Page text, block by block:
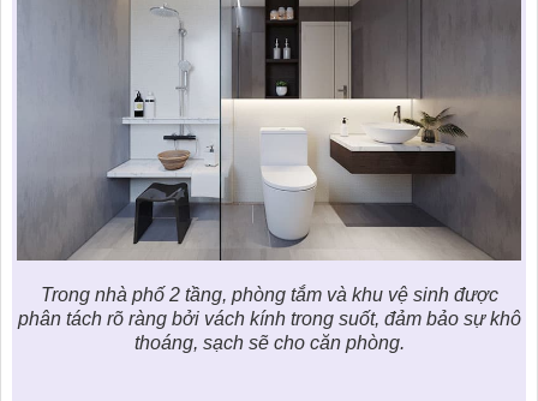
Trong nhà phố 2 tầng, phòng tắm và khu vệ sinh được
phân tách rõ ràng bởi vách kính trong suốt, đảm bảo sự khô
thoáng, sạch sẽ cho căn phòng.